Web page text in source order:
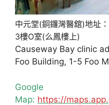
中元堂(銅鑼灣醫舘)地址
3樓O室(么鳳樓上)
Causeway Bay clinic
Foo Building, 1-5 Foo
Google
Map: https://